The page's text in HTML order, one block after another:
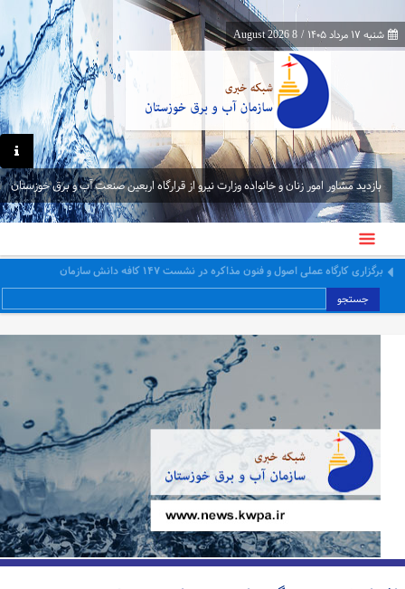
شنبه ۱۷ مرداد ۱۴۰۵ /
8 August 2026
بازدید مشاور امور زنان و خانواده وزارت نیرو از قرارگاه اربعین صنعت آب و برق خوزستان
جمع‌آوری ۳۰ لوله سیفون غیرمجاز از شبکه آبیاری حمیدیه در راستای ساماندهی و تحقق
عدالت آبی
جستجو